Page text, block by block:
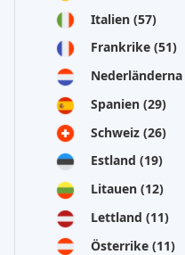
Italien (57)
Frankrike (51)
Nederländerna
Spanien (29)
Schweiz (26)
Estland (19)
Litauen (12)
Lettland (11)
Österrike (11)